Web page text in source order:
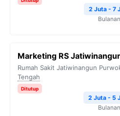
2 Juta - 7
Bulanan
Marketing RS
Rumah Sakit Jatiwinangun
Tengah
Ditutup
2 Juta - 5
Bulanan